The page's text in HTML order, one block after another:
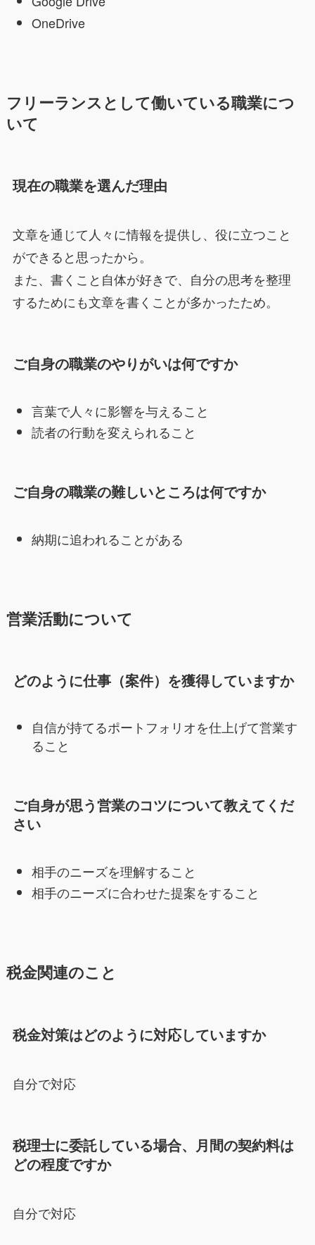
OneDrive
フリーランスとして働いている職業につ
いて
現在の職業を選んだ理由
文章を通じて人々に情報を提供し、役に立つこと
ができると思ったから。
また、書くこと自体が好きで、自分の思考を整理
するためにも文章を書くことが多かったため。
ご自身の職業のやりがいは何ですか
言葉で人々に影響を与えること
読者の行動を変えられること
ご自身の職業の難しいところは何ですか
納期に追われることがある
営業活動について
どのように仕事（案件）を獲得していますか
自信が持てるポートフォリオを仕上げて営業す
ること
ご自身が思う営業のコツについて教えてくだ
さい
相手のニーズを理解すること
相手のニーズに合わせた提案をすること
税金関連のこと
税金対策はどのように対応していますか
自分で対応
税理士に委託している場合、月間の契約料は
どの程度ですか
自分で対応